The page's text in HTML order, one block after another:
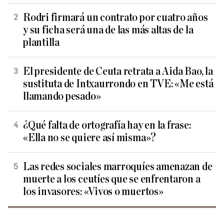
Rodri firmará un contrato por cuatro años
y su ficha será una de las más altas de la
plantilla
El presidente de Ceuta retrata a Aida Bao, la
sustituta de Intxaurrondo en TVE: «Me está
llamando pesado»
¿Qué falta de ortografía hay en la frase:
«Ella no se quiere así misma»?
Las redes sociales marroquíes amenazan de
muerte a los ceutíes que se enfrentaron a
los invasores: «Vivos o muertos»